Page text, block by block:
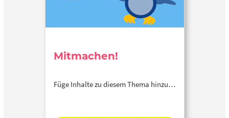
Mitmachen!
Füge Inhalte zu diesem Thema hinzu…